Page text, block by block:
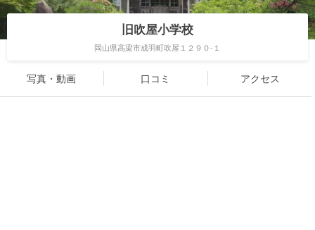
旧吹屋小学校
岡山県高梁市成羽町吹屋１２９０-１
写真・動画 口コミ アクセス